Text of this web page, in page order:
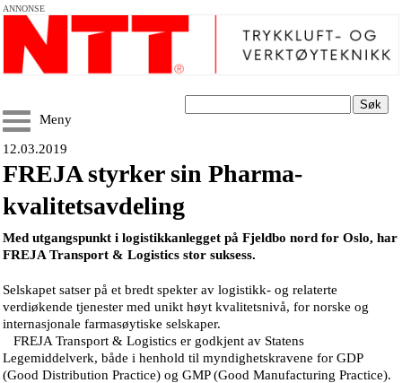
ANNONSE
Søk
Meny
12.03.2019
FREJA styrker sin Pharma-
kvalitetsavdeling
Med utgangspunkt i logistikkanlegget på Fjeldbo nord for Oslo, har
FREJA Transport & Logistics stor suksess.
Selskapet satser på et bredt spekter av logistikk- og relaterte
verdiøkende tjenester med unikt høyt kvalitetsnivå, for norske og
internasjonale farmasøytiske selskaper.
FREJA Transport & Logistics er godkjent av Statens
Legemiddelverk, både i henhold til myndighetskravene for GDP
(Good Distribution Practice) og GMP (Good Manufacturing Practice).